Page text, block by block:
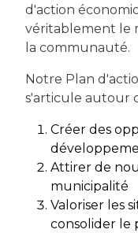
d'action
véritablement le
la communauté.
Notre Plan
s'articule autour
Créer des
Attirer de
municipalité
Valoriser les
consolider le